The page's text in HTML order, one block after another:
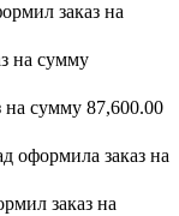
заказ на
на сумму
сумму 87,600.00
оформила заказ на
заказ на